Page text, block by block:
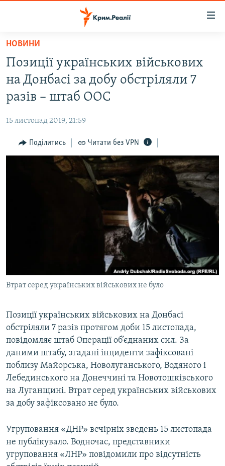
Перейти
основного
матеріалу
Перейти
до
основної
Перейти
до
ВОДА.КРИМ
ВІДЕО ТА ФОТО
БЛОГИ
ПОГЛЯД
УКРАЇНСЬКА ПРОБЛЕМА КРИМУ
ІНФОГРАФІКА
ЯК ОБІЙТИ БЛОКУВАННЯ
ДОЛУЧАЙСЯ!
Усі сайти RFE/RL
НОВИНИ
Позиції українських військових
на Донбасі за добу обстріляли 7
разів – штаб ООС
15 листопад 2019, 21:59
Поділитись Читати без VPN
Втрат серед українських військових не було
Позиції українських військових на Донбасі
обстріляли 7 разів протягом доби 15 листопада,
повідомляє штаб Операції об’єднаних сил. За
даними штабу, згадані інциденти зафіксовані
поблизу Майорська, Новолуганського, Водяного і
Лебединського на Донеччині та Новотошківського
на Луганщині. Втрат серед українських військових
за добу зафіксовано не було.
Угруповання «ДНР» вечірніх зведень 15 листопада
не публікувало. Водночас, представники
угруповання «ЛНР» повідомили про відсутність